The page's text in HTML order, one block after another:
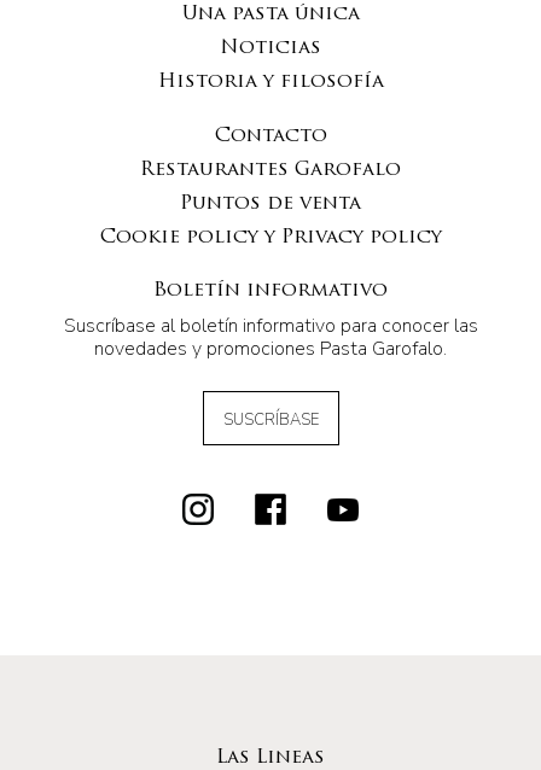
Una pasta única
Noticias
Historia y filosofía
Contacto
Restaurantes Garofalo
Puntos de venta
Cookie policy y Privacy policy
Boletín informativo
Suscríbase al boletín informativo para conocer las
novedades y promociones Pasta Garofalo.
SUSCRÍBASE
Las Lineas